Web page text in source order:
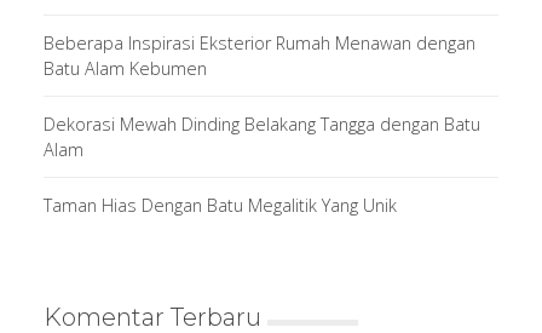
Beberapa Inspirasi Eksterior Rumah Menawan dengan
Batu Alam Kebumen
Dekorasi Mewah Dinding Belakang Tangga dengan Batu
Alam
Taman Hias Dengan Batu Megalitik Yang Unik
Komentar Terbaru